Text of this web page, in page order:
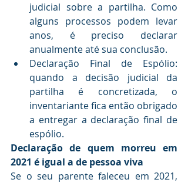
judicial sobre a partilha. Como
alguns processos podem levar
anos, é preciso declarar
anualmente até sua conclusão.
Declaração Final de Espólio:
quando a decisão judicial da
partilha é concretizada, o
inventariante fica então obrigado
a entregar a declaração final de
espólio.
Declaração de quem morreu em
2021 é igual a de pessoa viva
Se o seu parente faleceu em 2021,